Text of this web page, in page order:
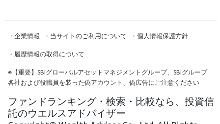
・ 企業情報 ・ 当サイトのご利用について ・ 個人情報保護方針
・ 履歴情報の取得について
※【重要】SBIグローバルアセットマネジメントグループ、SBIグループ
各社および役職員を装った偽アカウント、偽広告にご注意ください
ファンドランキング・検索・比較なら、投資信
託のウエルスアドバイザー